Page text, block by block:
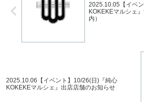
2025.10.05【イベ
KOKEKEマルシェ
内）
2025.10.06【イベント】10/26(日)『純心
KOKEKEマルシェ』出店店舗のお知らせ